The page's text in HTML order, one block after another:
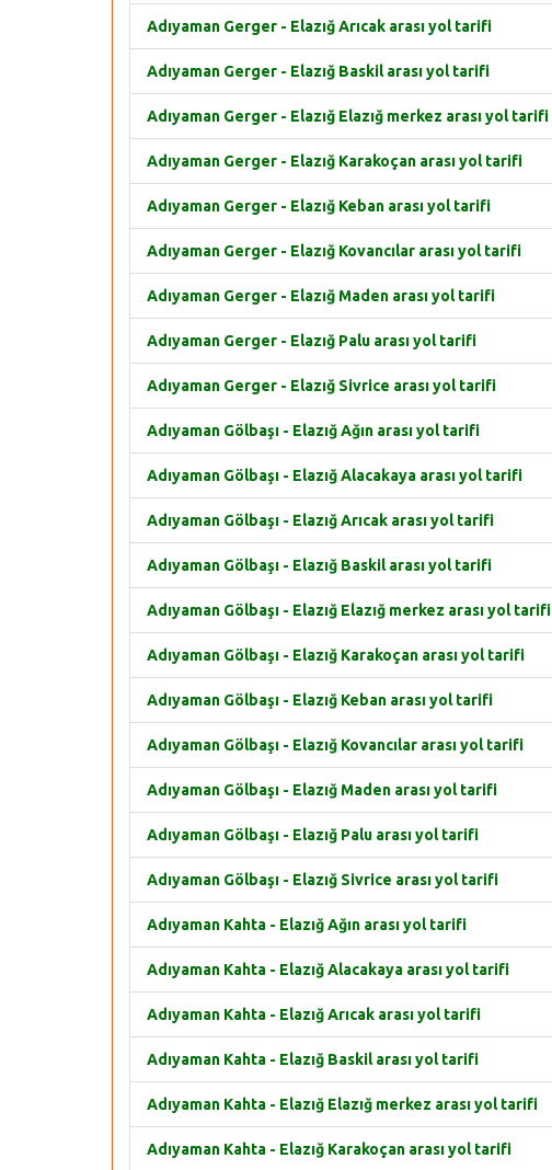
Adıyaman Gerger - Elazığ Arıcak arası yol tarifi
Adıyaman Gerger - Elazığ Baskil arası yol tarifi
Adıyaman Gerger - Elazığ Elazığ merkez arası yol tarifi
Adıyaman Gerger - Elazığ Karakoçan arası yol tarifi
Adıyaman Gerger - Elazığ Keban arası yol tarifi
Adıyaman Gerger - Elazığ Kovancılar arası yol tarifi
Adıyaman Gerger - Elazığ Maden arası yol tarifi
Adıyaman Gerger - Elazığ Palu arası yol tarifi
Adıyaman Gerger - Elazığ Sivrice arası yol tarifi
Adıyaman Gölbaşı - Elazığ Ağın arası yol tarifi
Adıyaman Gölbaşı - Elazığ Alacakaya arası yol tarifi
Adıyaman Gölbaşı - Elazığ Arıcak arası yol tarifi
Adıyaman Gölbaşı - Elazığ Baskil arası yol tarifi
Adıyaman Gölbaşı - Elazığ Elazığ merkez arası yol tarifi
Adıyaman Gölbaşı - Elazığ Karakoçan arası yol tarifi
Adıyaman Gölbaşı - Elazığ Keban arası yol tarifi
Adıyaman Gölbaşı - Elazığ Kovancılar arası yol tarifi
Adıyaman Gölbaşı - Elazığ Maden arası yol tarifi
Adıyaman Gölbaşı - Elazığ Palu arası yol tarifi
Adıyaman Gölbaşı - Elazığ Sivrice arası yol tarifi
Adıyaman Kahta - Elazığ Ağın arası yol tarifi
Adıyaman Kahta - Elazığ Alacakaya arası yol tarifi
Adıyaman Kahta - Elazığ Arıcak arası yol tarifi
Adıyaman Kahta - Elazığ Baskil arası yol tarifi
Adıyaman Kahta - Elazığ Elazığ merkez arası yol tarifi
Adıyaman Kahta - Elazığ Karakoçan arası yol tarifi